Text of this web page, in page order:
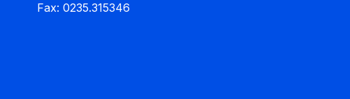
Fax: 0235.315346